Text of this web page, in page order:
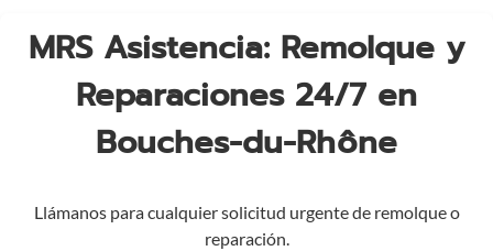
MRS Asistencia: Remolque y
Reparaciones 24/7 en
Bouches-du-Rhône
Llámanos para cualquier solicitud urgente de remolque o
reparación.